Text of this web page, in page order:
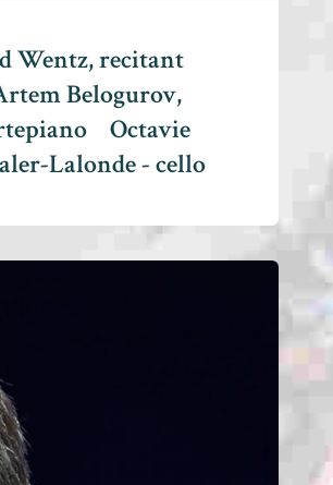
Wentz, recitant
Belogurov,
Octavie
Lalonde - cello